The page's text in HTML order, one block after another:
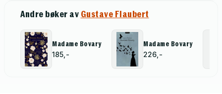
Andre bøker av Gustave Flaubert
Madame Bovary
185,-
Madame Bovary
226,-